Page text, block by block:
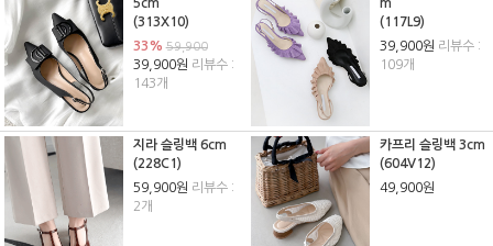
5cm
(313X10)
33%59,900
39,900원 리뷰수 :
143개
m
(117L9)
39,900원 리뷰수 :
109개
지라 슬링백 6cm
(228C1)
59,900원 리뷰수 :
2개
카프리 슬링백 3cm
(604V12)
49,900원